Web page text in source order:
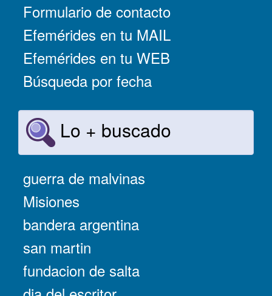
Formulario de contacto
Efemérides en tu MAIL
Efemérides en tu WEB
Búsqueda por fecha
Lo + buscado
guerra de malvinas
Misiones
bandera argentina
san martin
fundacion de salta